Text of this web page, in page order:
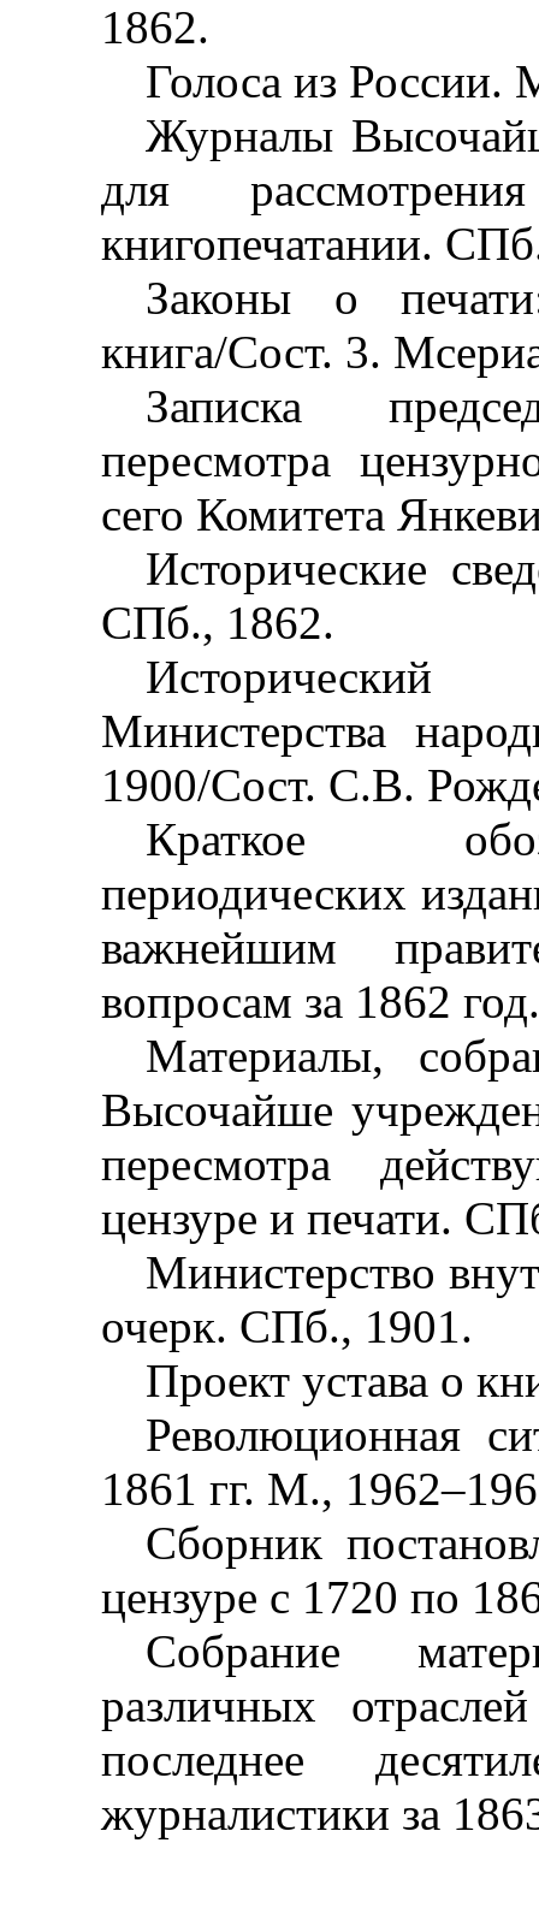
1862.
Голоса из России.
Журналы
для
книгопечатании.
Законы о
книга/Сост. 3.
Записка
пересмотра
сего Комитета
Исторические
СПб., 1862.
Исторический
Министерства
1900/Сост. С.В.
Краткое
периодических
важнейшим
вопросам за 1862
Материалы,
Высочайше
пересмотра
цензуре и печати.
Министерство
очерк. СПб., 1901.
Проект устава о
Революционная
1861 гг. М., 1962–
Сборник
цензуре с 1720 по
Собрание
различных
последнее
журналистики за